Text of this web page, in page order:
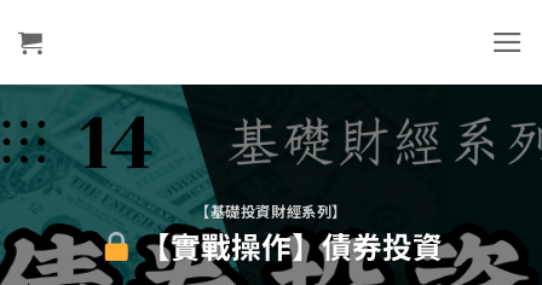
content
【基礎投資財經系列】
【實戰操作】債券投資